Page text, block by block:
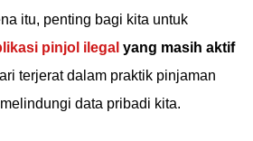
itu, penting bagi kita untuk
pinjol ilegal yang masih aktif
terjerat dalam praktik pinjaman
data pribadi kita.